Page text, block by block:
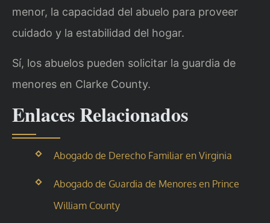
menor, la capacidad del abuelo para proveer
cuidado y la estabilidad del hogar.
Sí, los abuelos pueden solicitar la guardia de
menores en Clarke County.
Enlaces Relacionados
Abogado de Derecho Familiar en Virginia
Abogado de Guardia de Menores en Prince
William County